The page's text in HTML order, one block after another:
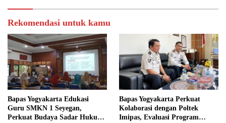
Rekomendasi untuk kamu
Bapas Yogyakarta Edukasi
Guru SMKN 1 Seyegan,
Perkuat Budaya Sadar Hukum
Bapas Yogyakarta Perkuat
Kolaborasi dengan Poltek
Imipas, Evaluasi Program